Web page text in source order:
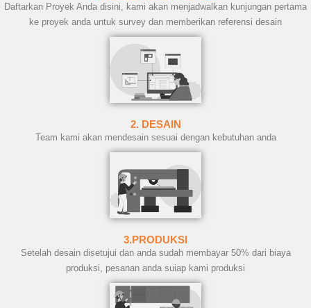
Daftarkan Proyek Anda disini, kami akan menjadwalkan kunjungan pertama
ke proyek anda untuk survey dan memberikan referensi desain
2. DESAIN
Team kami akan mendesain sesuai dengan kebutuhan anda
3.PRODUKSI
Setelah desain disetujui dan anda sudah membayar 50% dari biaya
produksi, pesanan anda suiap kami produksi